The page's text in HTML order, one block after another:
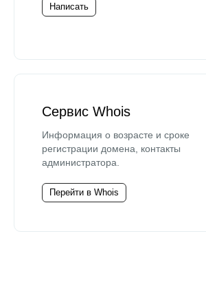
Написать
Сервис Whois
Информация о возрасте и сроке
регистрации домена, контакты
администратора.
Перейти в Whois